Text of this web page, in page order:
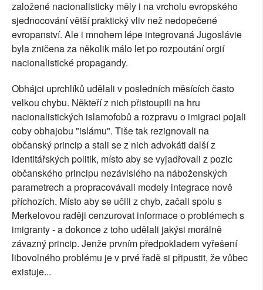
založené nacionalisticky měly i na vrcholu evropského
sjednocování větší praktický vliv než nedopečené
evropanství. Ale i mnohem lépe integrovaná Jugoslávie
byla zničena za několik málo let po rozpoutání orgií
nacionalistické propagandy.
Obhájci uprchlíků udělali v posledních měsících často
velkou chybu. Někteří z nich přistoupili na hru
nacionalistických islamofobů a rozpravu o imigraci pojali
coby obhajobu "islámu". Tiše tak rezignovali na
občanský princip a stali se z nich advokáti další z
identitářských politik, místo aby se vyjadřovali z pozic
občanského principu nezávislého na náboženských
parametrech a propracovávali modely integrace nově
příchozích. Místo aby se učili z chyb, začali spolu s
Merkelovou raději cenzurovat informace o problémech s
imigranty - a dokonce z toho udělali jakýsi morálně
závazný princip. Jenže prvním předpokladem vyřešení
libovolného problému je v prvé řadě si připustit, že vůbec
existuje...